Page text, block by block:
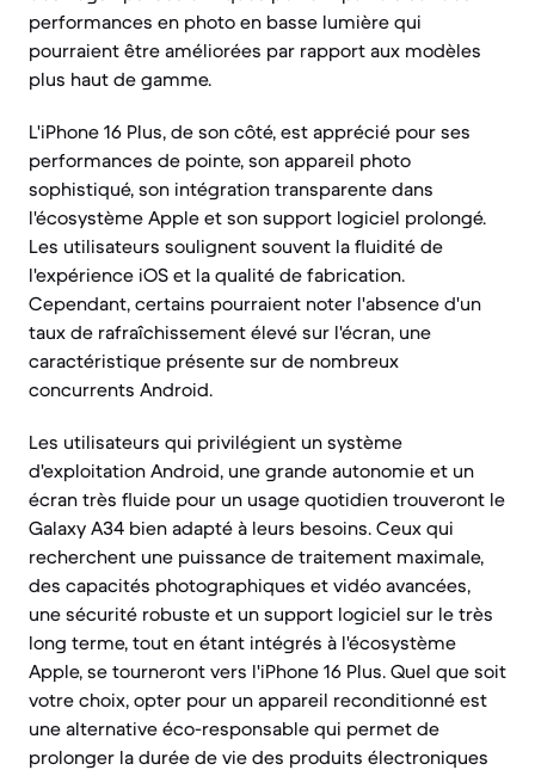
performances en photo en basse lumière qui
pourraient être améliorées par rapport aux modèles
plus haut de gamme.
L'iPhone 16 Plus, de son côté, est apprécié pour ses
performances de pointe, son appareil photo
sophistiqué, son intégration transparente dans
l'écosystème Apple et son support logiciel prolongé.
Les utilisateurs soulignent souvent la fluidité de
l'expérience iOS et la qualité de fabrication.
Cependant, certains pourraient noter l'absence d'un
taux de rafraîchissement élevé sur l'écran, une
caractéristique présente sur de nombreux
concurrents Android.
Les utilisateurs qui privilégient un système
d'exploitation Android, une grande autonomie et un
écran très fluide pour un usage quotidien trouveront le
Galaxy A34 bien adapté à leurs besoins. Ceux qui
recherchent une puissance de traitement maximale,
des capacités photographiques et vidéo avancées,
une sécurité robuste et un support logiciel sur le très
long terme, tout en étant intégrés à l'écosystème
Apple, se tourneront vers l'iPhone 16 Plus. Quel que soit
votre choix, opter pour un appareil reconditionné est
une alternative éco-responsable qui permet de
prolonger la durée de vie des produits électroniques